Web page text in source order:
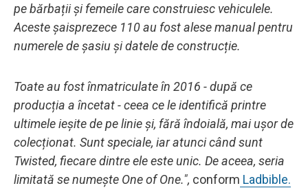
pe bărbații și femeile care construiesc vehiculele.
Aceste șaisprezece 110 au fost alese manual pentru
numerele de șasiu și datele de construcție.
Toate au fost înmatriculate în 2016 - după ce
producția a încetat - ceea ce le identifică printre
ultimele ieșite de pe linie și, fără îndoială, mai ușor de
colecționat. Sunt speciale, iar atunci când sunt
Twisted, fiecare dintre ele este unic. De aceea, seria
limitată se numește One of One.", conform Ladbible.